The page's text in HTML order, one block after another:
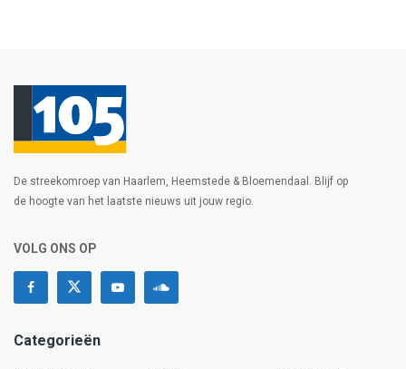
De streekomroep van Haarlem, Heemstede & Bloemendaal. Blijf op
de hoogte van het laatste nieuws uit jouw regio.
VOLG ONS OP
Categorieën